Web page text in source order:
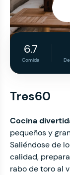
6.7
Comida
Tres60
Cocina
pequeños y
Saliéndose de
calidad,
rabo de toro al